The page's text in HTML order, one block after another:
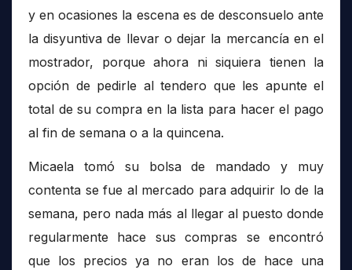
y en ocasiones la escena es de desconsuelo ante
la disyuntiva de llevar o dejar la mercancía en el
mostrador, porque ahora ni siquiera tienen la
opción de pedirle al tendero que les apunte el
total de su compra en la lista para hacer el pago
al fin de semana o a la quincena.
Micaela tomó su bolsa de mandado y muy
contenta se fue al mercado para adquirir lo de la
semana, pero nada más al llegar al puesto donde
regularmente hace sus compras se encontró
que los precios ya no eran los de hace una